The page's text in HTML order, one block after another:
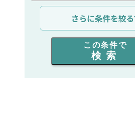
通信距離を選ぶ
出力を選ぶ
同時通話人数を選ぶ
さらに条件を絞る
この条件で
検索